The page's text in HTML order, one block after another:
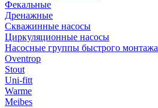
Фекальные
Дренажные
Скважинные насосы
Циркуляционные насосы
Насосные группы быстрого монтажа
Oventrop
Stout
Uni-fitt
Warme
Meibes